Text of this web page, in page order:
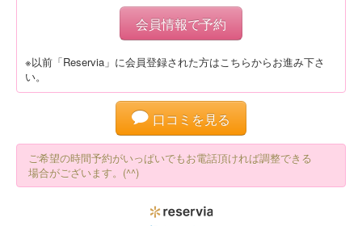
会員情報で予約
※以前「Reservia」に会員登録された方はこちらからお進み下さ
い。
口コミを見る
ご希望の時間予約がいっぱいでもお電話頂ければ調整できる
場合がございます。(^^)